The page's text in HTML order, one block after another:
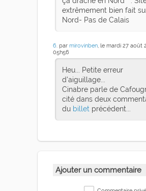
extrêmement bien fait
Nord- Pas de Calais
6. par mirovinben, le mardi 27 août
05h56
Heu... Petite erreur
d'aiguillage...
Cinabre parle de
cité dans deux
du billet précédent...
Ajouter un commentaire